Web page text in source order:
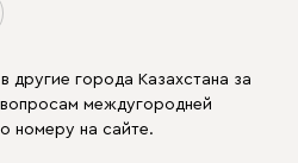
другие города Казахстана за
междугородней
номеру на сайте.